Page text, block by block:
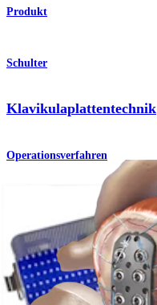
Produkt
Schulter
Klavikulaplattentechnik
Operationsverfahren
Humeral SuturePlate™
Produkt